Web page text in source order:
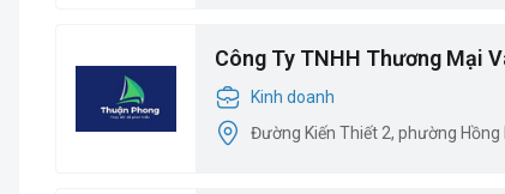
Công Ty TNHH Thương Mại
PhongKinh doanh
Đường Kiến Thiết 2, phường Hồng